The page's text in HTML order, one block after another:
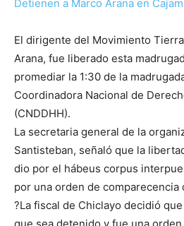
Detienen a Marco Arana en
El dirigente del Movimiento
Arana, fue liberado esta
promediar la 1:30 de la
Coordinadora Nacional de
(CNDDHH).
La secretaria general de la
Santisteban, señaló que la
dio por el hábeus corpus
por una orden de comparecencia
?La fiscal de Chiclayo decidió